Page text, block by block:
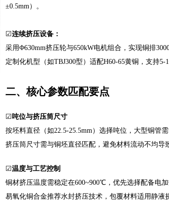
±0.5mm）‌。
☑连续挤压设备 ‌：
采用Φ630mm挤压轮与650kW电机组合，实现铜排
定制化机型（如TBJ300型）适配H60-65黄铜，支持5-
二、核心参数匹配要点
☑吨位与挤压筒尺寸
按坯料直径（如22.5-25.5mm）选择吨位，大型铜管
挤压筒尺寸需与铜坯直径匹配，避免材料流动不均导
☑温度与工艺控制
铜材挤压温度需稳定在600~900℃，优先选择配备电
易氧化铜合金推荐水封挤压技术，包覆材料适用静液